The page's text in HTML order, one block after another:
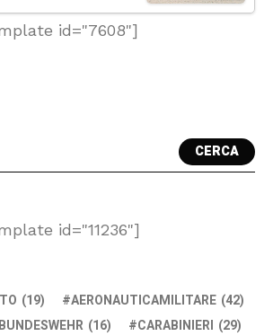
id="7608"]
CERCA
id="11236"]
(19) AERONAUTICAMILITARE (42)
BUNDESWEHR (16) CARABINIERI (29)